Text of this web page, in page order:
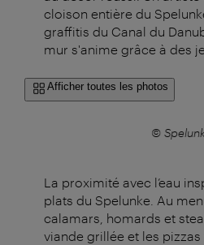
cloison entière du
graffitis du Canal du
mur s'anime grâce à des
Afficher toutes les photos
©
La proximité avec l’eau
plats du Spelunke. Au
calamars, homards et
viande grillée et les pizzas